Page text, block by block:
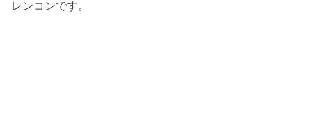
レンコンです。